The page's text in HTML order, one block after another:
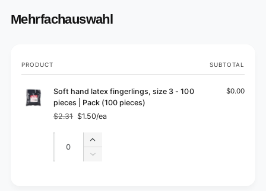
Mehrfachauswahl
Your
cart
PRODUCT SUBTOTAL
Soft hand latex fingerlings, size 3 - 100
pieces | Pack (100 pieces)
Regular
price
$2.31
Sale
price
$1.50/ea
$0.00
Quantity
Increase
quantity
Decrease